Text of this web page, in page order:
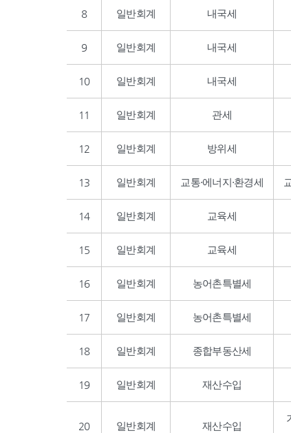
8 일반회계 내국세
9 일반회계 내국세
10 일반회계 내국세
11 일반회계 관세
12 일반회계 방위세
13 일반회계 교통·에너지·환경세
14 일반회계 교육세
15 일반회계 교육세
16 일반회계 농어촌특별세
17 일반회계 농어촌특별세
18 일반회계 종합부동산세
19 일반회계 재산수입
20 일반회계 재산수입